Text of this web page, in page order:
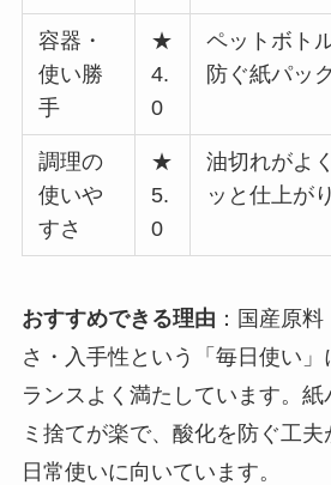
容器・
使い勝
手
★
4.
0
ペットボト
防ぐ紙パッ
調理の
使いや
すさ
★
5.
0
油切れがよ
ッと仕上が
おすすめできる理由 ：国産原
さ・入手性という「毎日使い
ランスよく満たしています。
ミ捨てが楽で、酸化を防ぐ工
日常使いに向いています。